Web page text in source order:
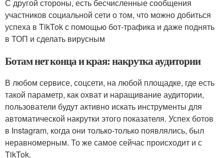
С другой стороны, есть бесчисленные сообщения
участников социальной сети о том, что можно добиться
успеха в TikTok с помощью бот-трафика и даже поднять
в ТОП и сделать вирусным
Ботам нет конца и края: накрутка аудитории
В любом сервисе, соцсети, на любой площадке, где есть
такой параметр, как охват и наращивание аудитории,
пользователи будут активно искать инструменты для
автоматической накрутки этого показателя. Успех ботов
в Instagram, когда они только-только появлялись, был
неравномерным. То же самое сейчас происходит и с
TikTok.